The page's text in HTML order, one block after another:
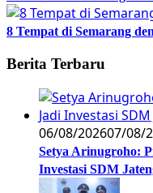
8 Tempat di Semarang
Berita Terbaru
06/08/202607/08/
Setya Arinugroho:
Investasi SDM